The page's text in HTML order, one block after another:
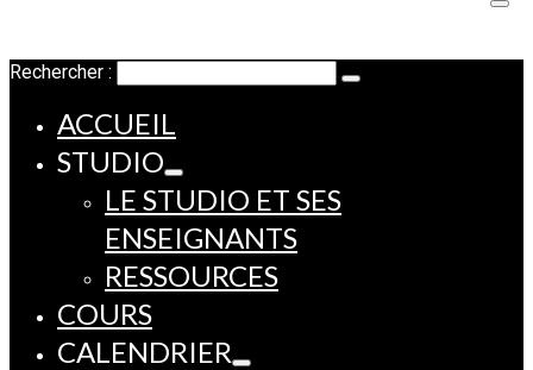
Rechercher :
ACCUEIL
STUDIO
LE STUDIO ET SES
ENSEIGNANTS
RESSOURCES
COURS
CALENDRIER